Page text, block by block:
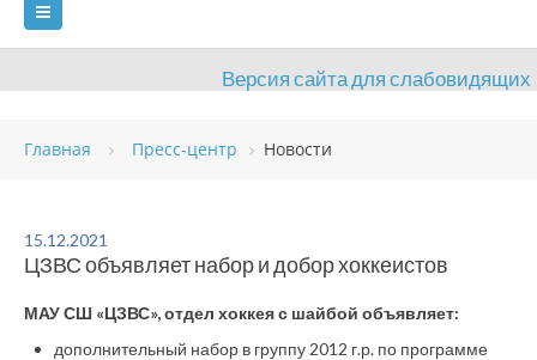
Версия сайта для слабовидящих
ГЛАВНАЯ
ВИДЫ СПОРТА
Главная Пресс-центр Новости
15.12.2021
ЦЗВС объявляет набор и добор хоккеистов
МАУ СШ «ЦЗВС», отдел хоккея с шайбой объявляет:
дополнительный набор в группу 2012 г.р. по программе